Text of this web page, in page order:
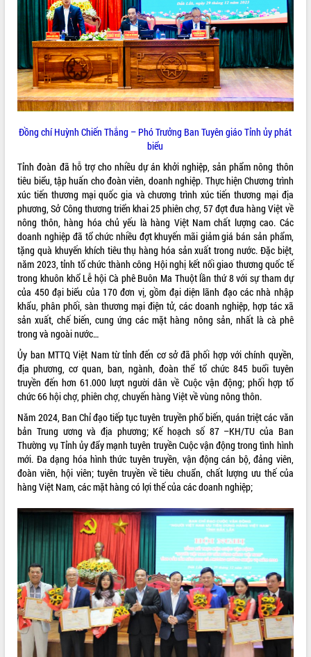
LIÊN KẾT WEB
THỐNG KÊ TRUY CẬP
Hôm nay: 4947
Tất cả: 66017687
Đồng chí Huỳnh Chiến Thắng – Phó Trưởng Ban Tuyên giáo Tỉnh ủy phát
biểu
Tỉnh đoàn đã hỗ trợ cho nhiều dự án khởi nghiệp, sản phẩm nông thôn
tiêu biểu, tập huấn cho đoàn viên, doanh nghiệp. Thực hiện Chương trình
xúc tiến thương mại quốc gia và chương trình xúc tiến thương mại địa
phương, Sở Công thương triển khai 25 phiên chợ, 57 đợt đưa hàng Việt về
nông thôn, hàng hóa chủ yếu là hàng Việt Nam chất lượng cao. Các
doanh nghiệp đã tổ chức nhiều đợt khuyến mãi giảm giá bán sản phẩm,
tặng quà khuyến khích tiêu thụ hàng hóa sản xuất trong nước. Đặc biệt,
năm 2023, tỉnh tổ chức thành công Hội nghị kết nối giao thương quốc tế
trong khuôn khổ Lễ hội Cà phê Buôn Ma Thuột lần thứ 8 với sự tham dự
của 450 đại biểu của 170 đơn vị, gồm đại diện lãnh đạo các nhà nhập
khẩu, phân phối, sàn thương mại điện tử, các doanh nghiệp, hợp tác xã
sản xuất, chế biến, cung ứng các mặt hàng nông sản, nhất là cà phê
trong và ngoài nước…
Ủy ban MTTQ Việt Nam từ tỉnh đến cơ sở đã phối hợp với chính quyền,
địa phương, cơ quan, ban, ngành, đoàn thể tổ chức 845 buổi tuyên
truyền đến hơn 61.000 lượt người dân về Cuộc vận động; phối hợp tổ
chức 66 hội chợ, phiên chợ, chuyến hàng Việt về vùng nông thôn.
Năm 2024, Ban Chỉ đạo tiếp tục tuyên truyền phổ biến, quán triệt các văn
bản Trung ương và địa phương; Kế hoạch số 87 –KH/TU của Ban
Thường vụ Tỉnh ủy đẩy mạnh tuyên truyền Cuộc vận động trong tình hình
mới. Đa dạng hóa hình thức tuyên truyền, vận động cán bộ, đảng viên,
đoàn viên, hội viên; tuyên truyền về tiêu chuẩn, chất lượng ưu thế của
hàng Việt Nam, các mặt hàng có lợi thế của các doanh nghiệp;